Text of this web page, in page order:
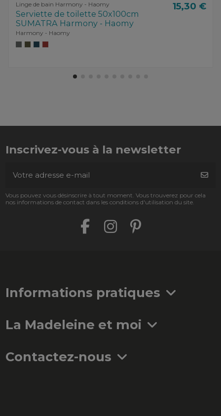
Linge de bain Harmony - Haomy
Serviette de toilette 50x100cm
SUMATRA Harmony - Haomy
Harmony - Haomy
15,30 €
Inscrivez-vous à la newsletter
Vous pouvez vous désinscrire à tout moment. Vous trouverez pour cela
nos informations de contact dans les conditions d'utilisation du site.
Informations pratiques
La Madeleine et moi
Contactez-nous